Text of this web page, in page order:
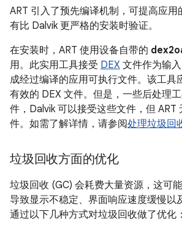
ART 引入了预先编译机制，可提高应用
有比 Dalvik 更严格的安装时验证。
在安装时，ART 使用设备自带的
用。此实用工具接受 DEX 文件作为输
成经过编译的应用可执行文件。该工具
有效的 DEX 文件。但是，一些后处理
件，Dalvik 可以接受这些文件，但 ART
件。如需了解详情，请参阅处理垃圾回
垃圾回收方面的优化
垃圾回收 (GC) 会耗费大量资源，这可
导致显示不稳定、界面响应速度缓慢以
通过以下几种方式对垃圾回收做了优化：